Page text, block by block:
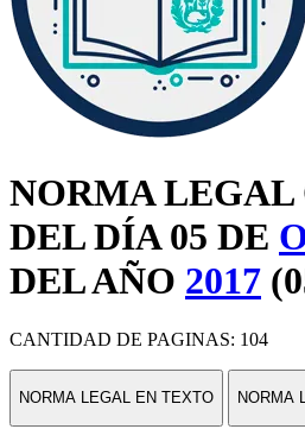
NORMA
DEL DÍA 05 DE
DEL AÑO 2017
CANTIDAD DE PAGINAS: 104
NORMA LEGAL EN TEXTO NORMA